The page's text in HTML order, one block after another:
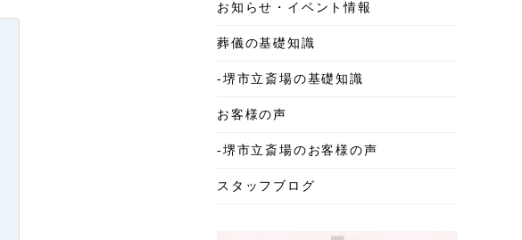
2025年10月
2025年9月
2025年8月
2025年7月
2025年6月
2025年5月
お知らせ・イベント情報
葬儀の基礎知識
-堺市立斎場の基礎知識
お客様の声
-堺市立斎場のお客様の声
スタッフブログ